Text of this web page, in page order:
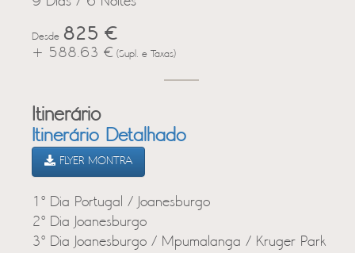
Desde 825 €
+ 588.63 € (Supl. e Taxas)
Itinerário
Itinerário Detalhado
FLYER MONTRA
1º Dia Portugal / Joanesburgo
2º Dia Joanesburgo
3º Dia Joanesburgo / Mpumalanga / Kruger Park